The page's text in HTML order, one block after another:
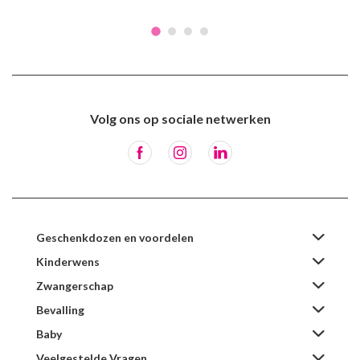
Volg ons op sociale netwerken
Geschenkdozen en voordelen
Kinderwens
Zwangerschap
Bevalling
Baby